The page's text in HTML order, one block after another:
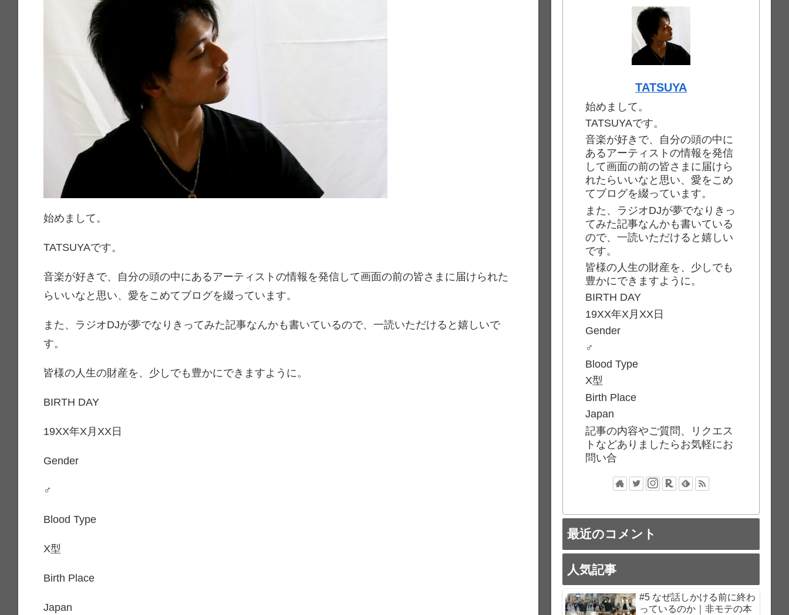
始めまして。
TATSUYAです。
音楽が好きで、自分の頭の中にあるアーティストの情報を発信して画面の前の皆さまに届けられた
らいいなと思い、愛をこめてブログを綴っています。
また、ラジオDJが夢でなりきってみた記事なんかも書いているので、一読いただけると嬉しいで
す。
皆様の人生の財産を、少しでも豊かにできますように。
BIRTH DAY
19XX年X月XX日
Gender
♂
Blood Type
X型
Birth Place
Japan
TATSUYA
始めまして。
TATSUYAです。
音楽が好きで、自分の頭の中に
あるアーティストの情報を発信
して画面の前の皆さまに届けら
れたらいいなと思い、愛をこめ
てブログを綴っています。
また、ラジオDJが夢でなりきっ
てみた記事なんかも書いている
ので、一読いただけると嬉しい
です。
皆様の人生の財産を、少しでも
豊かにできますように。
BIRTH DAY
19XX年X月XX日
Gender
♂
Blood Type
X型
Birth Place
Japan
記事の内容やご質問、リクエス
トなどありましたらお気軽にお
問い合
最近のコメント
人気記事
#5 なぜ話しかける前に終わ
っているのか｜非モテの本